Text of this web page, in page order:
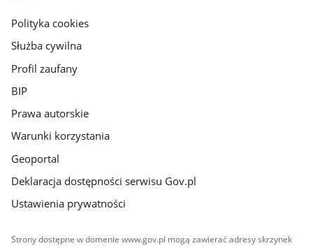
gov.pl
Polityka cookies
Służba cywilna
Profil zaufany
BIP
Prawa autorskie
Warunki korzystania
Geoportal
Deklaracja dostępności serwisu Gov.pl
Ustawienia prywatności
Strony dostępne w domenie www.gov.pl mogą zawierać adresy skrzynek